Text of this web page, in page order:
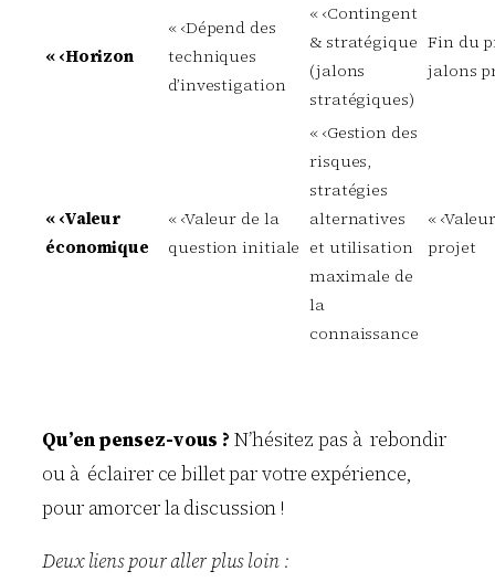
« ‹Horizon
« ‹Dépend des
techniques
d’investigation
« ‹Contingent
& stratégique
(jalons
stratégiques)
Fin du
jalons
« ‹Valeur
économique
« ‹Valeur de la
question initiale
« ‹Gestion des
risques,
stratégies
alternatives
et utilisation
maximale de
la
connaissance
«
projet
Qu’en pensez-vous ? N’hésitez pas à rebondir
ou à éclairer ce billet par votre expérience,
pour amorcer la discussion !
Deux liens pour aller plus loin :